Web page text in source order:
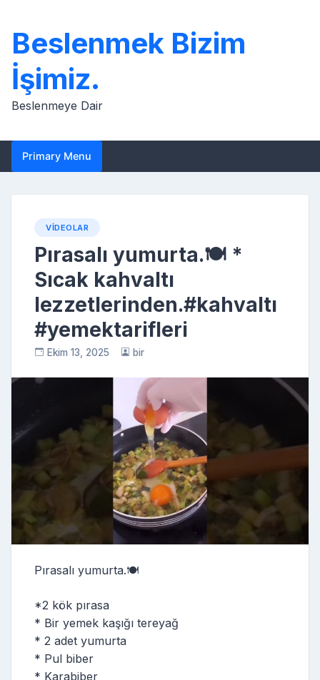
content
Beslenmek Bizim
İşimiz.
Beslenmeye Dair
Primary Menu
VIDEOLAR
Pırasalı yumurta.🍽️ *
Sıcak kahvaltı
lezzetlerinden.#kahvaltı
#yemektarifleri
Ekim 13, 2025 bir
Pırasalı yumurta.🍽️
*2 kök pırasa
* Bir yemek kaşığı tereyağ
* 2 adet yumurta
* Pul biber
* Karabiber